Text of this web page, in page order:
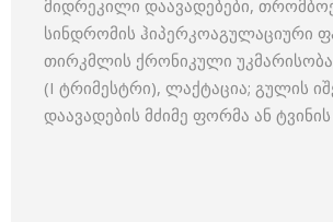
მიდრეკილი დაავადებები,
სინდრომის ჰიპერკოაგულაციური
თირკმლის ქრონიკული
(I ტრიმესტრი), ლაქტაცია; გულის
დაავადების მძიმე ფორმა ან ტვინის